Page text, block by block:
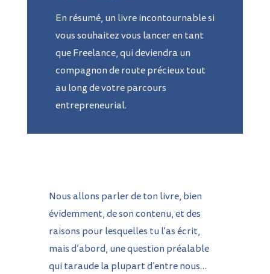
En résumé, un livre incontournable si
vous souhaitez vous lancer en tant
que Freelance, qui deviendra un
compagnon de route précieux tout
au long de votre parcours
entrepreneurial.
Nous allons parler de ton livre, bien
évidemment, de son contenu, et des
raisons pour lesquelles tu l’as écrit,
mais d’abord, une question préalable
qui taraude la plupart d’entre nous…